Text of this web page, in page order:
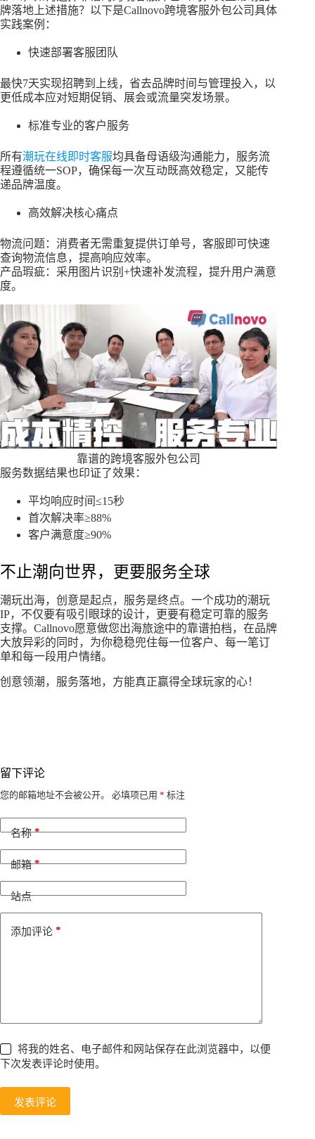
牌落地上述措施？以下是Callnovo跨境客服外包公司具体
实践案例：
快速部署客服团队
最快7天实现招聘到上线，省去品牌时间与管理投入，以
更低成本应对短期促销、展会或流量突发场景。
标准专业的客户服务
所有潮玩在线即时客服均具备母语级沟通能力，服务流
程遵循统一SOP，确保每一次互动既高效稳定，又能传
递品牌温度。
高效解决核心痛点
物流问题：消费者无需重复提供订单号，客服即可快速
查询物流信息，提高响应效率。
产品瑕疵：采用图片识别+快速补发流程，提升用户满意
度。
靠谱的跨境客服外包公司
服务数据结果也印证了效果：
平均响应时间≤15秒
首次解决率≥88%
客户满意度≥90%
不止潮向世界，更要服务全球
潮玩出海，创意是起点，服务是终点。一个成功的潮玩
IP，不仅要有吸引眼球的设计，更要有稳定可靠的服务
支撑。Callnovo愿意做您出海旅途中的靠谱拍档，在品牌
大放异彩的同时，为你稳稳兜住每一位客户、每一笔订
单和每一段用户情绪。
创意领潮，服务落地，方能真正赢得全球玩家的心！
留下评论
您的邮箱地址不会被公开。 必填项已用 * 标注
名称*
邮箱*
站点
添加评论 *
将我的姓名、电子邮件和网站保存在此浏览器中，以便
下次发表评论时使用。
发表评论
A
t
e
t
i